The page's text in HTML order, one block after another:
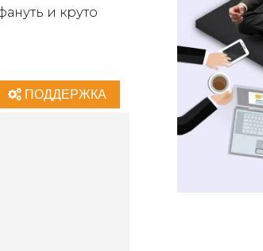
и круто
ПОДДЕРЖКА